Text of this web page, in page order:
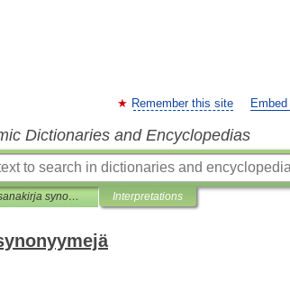
Remember this site
Dictionaries and Encyclopedias
Suomi sanakirja synonyymejä Interpretations